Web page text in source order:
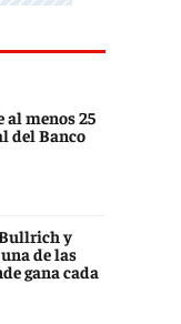
al menos 25
del Banco
y
de las
gana cada